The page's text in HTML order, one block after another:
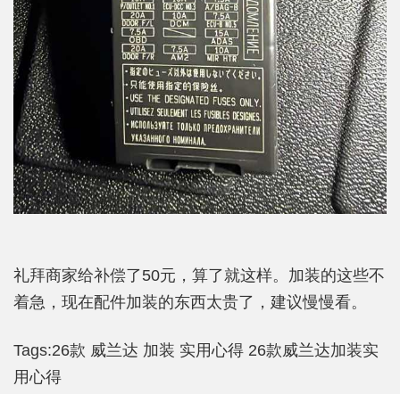
礼拜商家给补偿了50元，算了就这样。加装的这些不
着急，现在配件加装的东西太贵了，建议慢慢看。
Tags:26款 威兰达 加装 实用心得 26款威兰达加装实
用心得